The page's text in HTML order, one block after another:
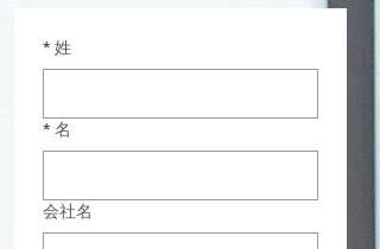
* 姓
* 名
会社名